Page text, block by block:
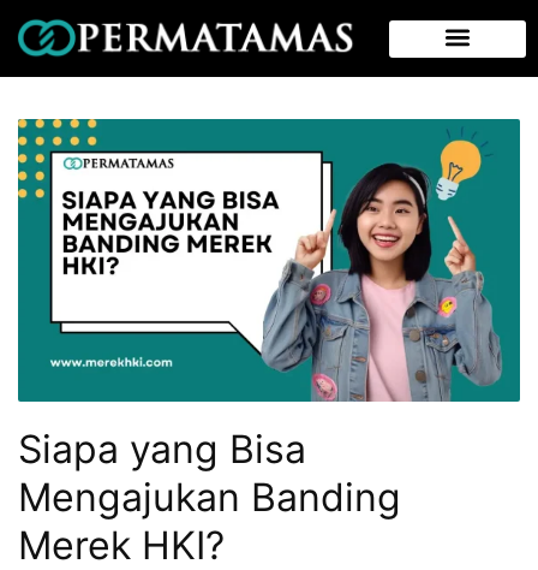
Siapa yang Bisa
Mengajukan Banding
Merek HKI?